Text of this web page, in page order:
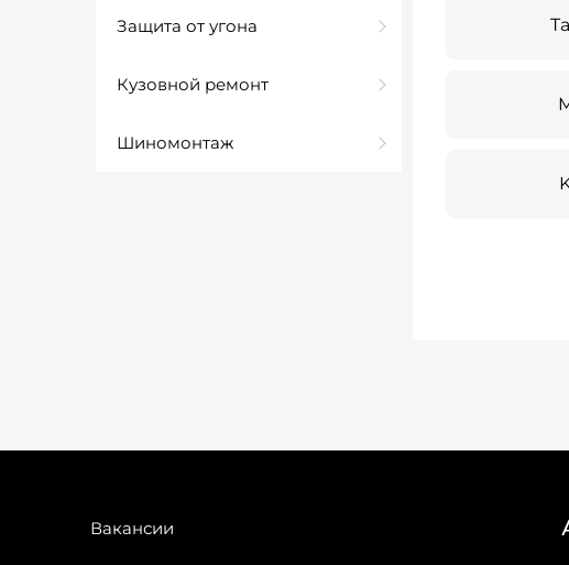
Защита от угона
Кузовной ремонт
Шиномонтаж
Вакансии